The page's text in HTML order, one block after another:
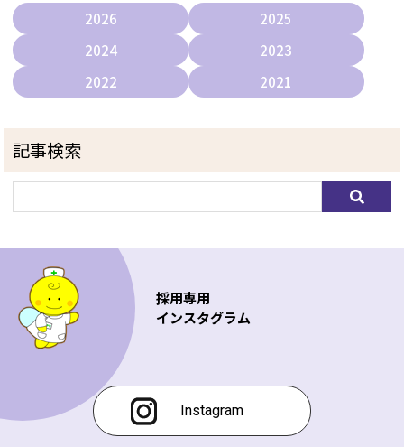
2026
2025
2024
2023
2022
2021
記事検索
採用専用
インスタグラム
Instagram